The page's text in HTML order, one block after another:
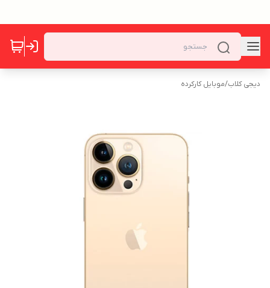
دیجی کلاب/موبایل کارکرده